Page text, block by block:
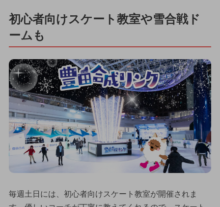
初心者向けスケート教室や雪合戦ド
ームも
毎週土日には、初心者向けスケート教室が開催されま